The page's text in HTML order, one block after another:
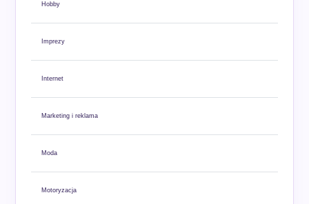
Hobby
Imprezy
Internet
Marketing i reklama
Moda
Motoryzacja